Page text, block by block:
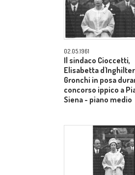
02.05.1961
Il sindaco Cioccetti,
Elisabetta
Gronchi in posa
concorso ippico a
Siena - piano medio